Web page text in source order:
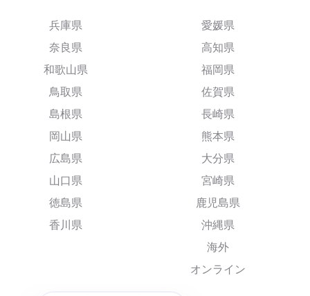
兵庫県
奈良県
和歌山県
鳥取県
島根県
岡山県
広島県
山口県
徳島県
香川県
愛媛県
高知県
福岡県
佐賀県
長崎県
熊本県
大分県
宮崎県
鹿児島県
沖縄県
海外
オンライン